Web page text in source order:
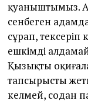
қуаныштымыз.
сенбеген
сұрап, тексеріп
ешкімді
Қызықты
тапсырысты
келмей, содан